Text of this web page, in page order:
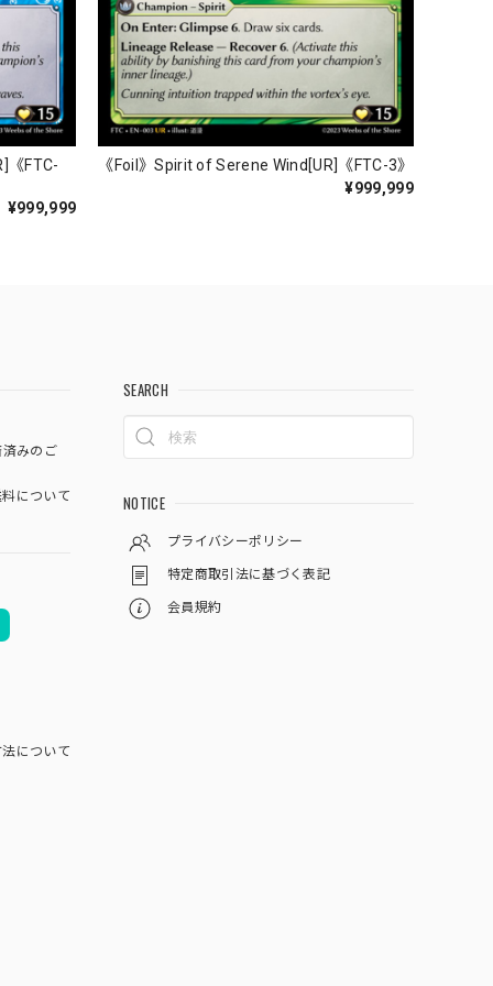
《FTC-
¥999,999
《Foil》Spirit of Serene Wind[UR]《FTC-3》
¥999,999
みのご
について
について
SEARCH
NOTICE
プライバシーポリシー
特定商取引法に基づく表記
会員規約